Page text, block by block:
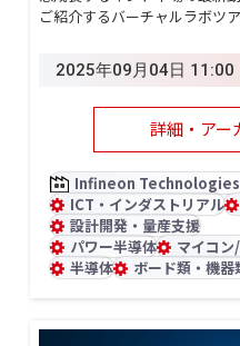
ご紹介するバーチャルラボツ
2025年09月04日 11:00
詳細・アー
Infineon
ICT・インダストリアル
設計開発・量産支援
パワー半導体
マイコ
半導体
ボード類・機器